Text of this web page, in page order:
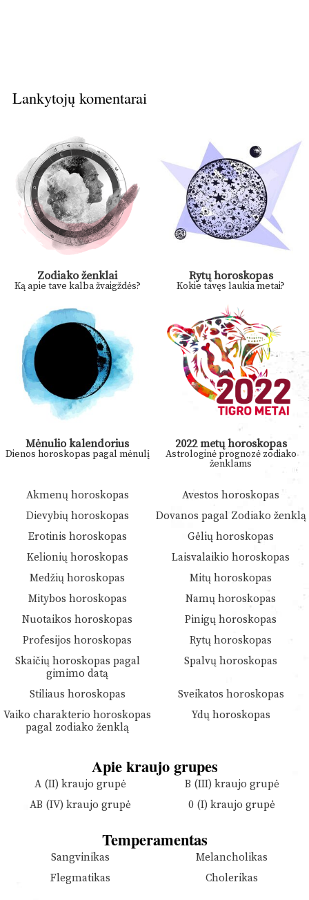
Lankytojų komentarai
Zodiako ženklai
Ką apie tave kalba žvaigždės?
Rytų horoskopas
Kokie tavęs laukia metai?
Mėnulio kalendorius
Dienos horoskopas pagal mėnulį
2022 metų horoskopas
Astrologinė prognozė zodiako
ženklams
Akmenų horoskopas
Avestos horoskopas
Dievybių horoskopas
Dovanos pagal Zodiako ženklą
Erotinis horoskopas
Gėlių horoskopas
Kelionių horoskopas
Laisvalaikio horoskopas
Medžių horoskopas
Mitų horoskopas
Mitybos horoskopas
Namų horoskopas
Nuotaikos horoskopas
Pinigų horoskopas
Profesijos horoskopas
Rytų horoskopas
Skaičių horoskopas pagal
gimimo datą
Spalvų horoskopas
Stiliaus horoskopas
Sveikatos horoskopas
Vaiko charakterio horoskopas
pagal zodiako ženklą
Ydų horoskopas
Apie kraujo grupes
A (II) kraujo grupė
B (III) kraujo grupė
AB (IV) kraujo grupė
0 (I) kraujo grupė
Temperamentas
Sangvinikas
Melancholikas
Flegmatikas
Cholerikas